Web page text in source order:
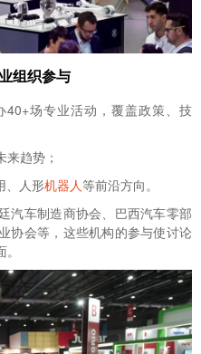
组织参与
40+场专业活动，覆盖政策、技
趋势；
、人形机器人等前沿方向。
汽车制造商协会、巴西汽车零部
协会等，这些机构的参与使讨论